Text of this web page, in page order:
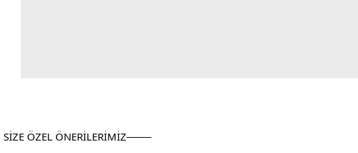
SİZE ÖZEL ÖNERİLERİMİZ